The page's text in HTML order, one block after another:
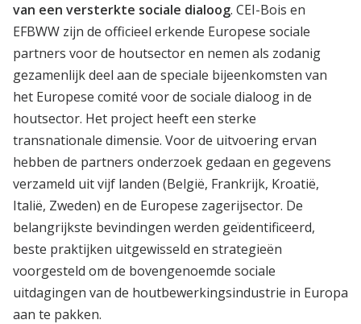
van een versterkte sociale dialoog. CEI-Bois en
EFBWW zijn de officieel erkende Europese sociale
partners voor de houtsector en nemen als zodanig
gezamenlijk deel aan de speciale bijeenkomsten van
het Europese comité voor de sociale dialoog in de
houtsector. Het project heeft een sterke
transnationale dimensie. Voor de uitvoering ervan
hebben de partners onderzoek gedaan en gegevens
verzameld uit vijf landen (België, Frankrijk, Kroatië,
Italië, Zweden) en de Europese zagerijsector. De
belangrijkste bevindingen werden geïdentificeerd,
beste praktijken uitgewisseld en strategieën
voorgesteld om de bovengenoemde sociale
uitdagingen van de houtbewerkingsindustrie in Europa
aan te pakken.